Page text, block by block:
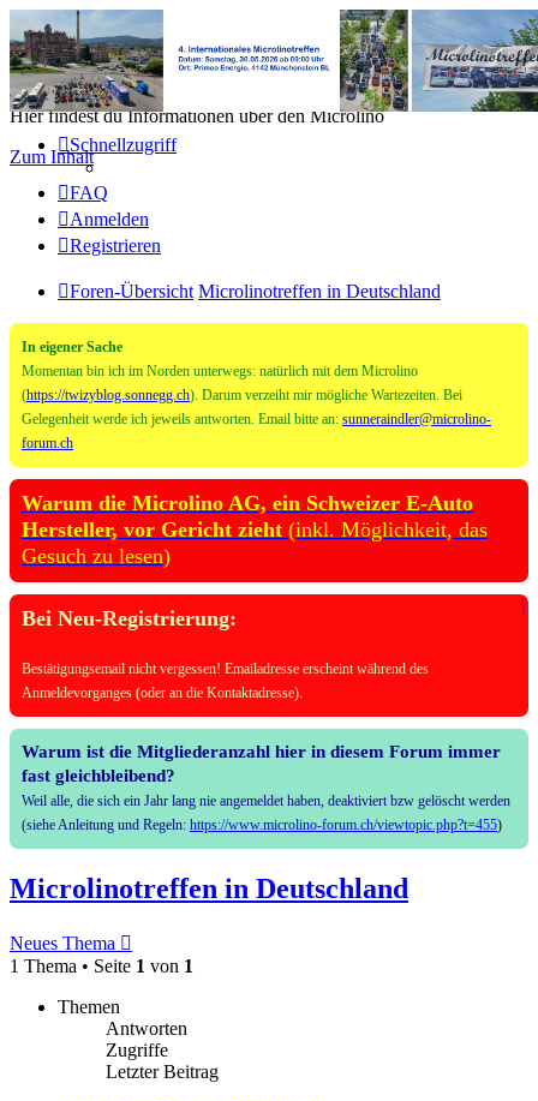
Microlino Forum
Hier findest du Informationen über den Microlino
Zum Inhalt
Schnellzugriff
FAQ
Anmelden
Registrieren
Foren-Übersicht Microlinotreffen in Deutschland
In eigener Sache
Momentan bin ich im Norden unterwegs: natürlich mit dem Microlino
(https://twizyblog.sonnegg.ch). Darum verzeiht mir mögliche Wartezeiten. Bei
Gelegenheit werde ich jeweils antworten. Email bitte an: sunneraindler@microlino-
forum.ch
Warum die Microlino AG, ein Schweizer E-Auto
Hersteller, vor Gericht zieht (inkl. Möglichkeit, das
Gesuch zu lesen)
Bei Neu-Registrierung:
Bestätigungsemail nicht vergessen! Emailadresse erscheint während des
Anmeldevorganges (oder an die Kontaktadresse).
Warum ist die Mitgliederanzahl hier in diesem Forum immer
fast gleichbleibend?
Weil alle, die sich ein Jahr lang nie angemeldet haben, deaktiviert bzw gelöscht werden
(siehe Anleitung und Regeln: https://www.microlino-forum.ch/viewtopic.php?t=455)
Microlinotreffen in Deutschland
Neues Thema
1 Thema • Seite 1 von 1
Themen
Antworten
Zugriffe
Letzter Beitrag